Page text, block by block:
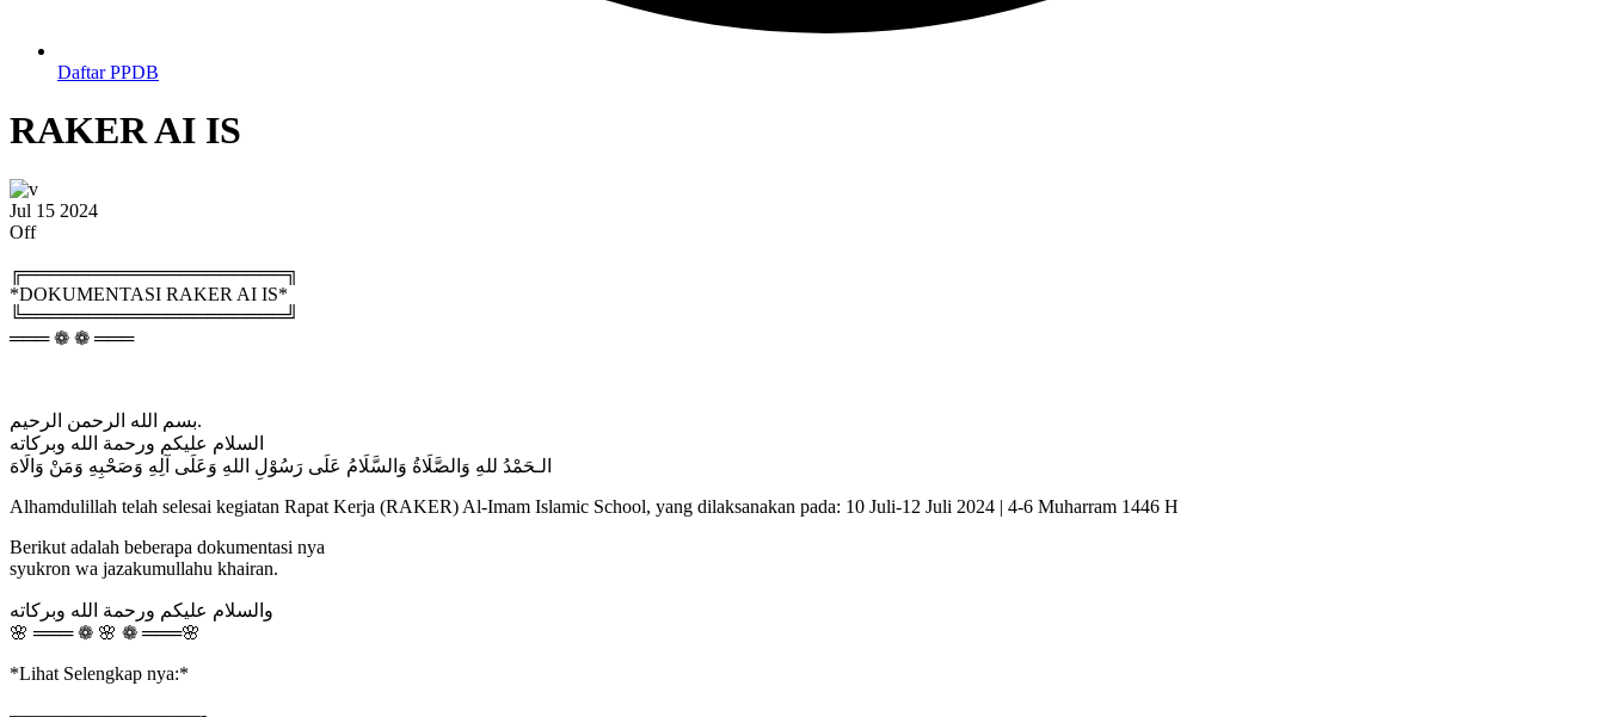
Daftar PPDB
RAKER AI IS
Jul 15 2024
Off
╔════════════════════╗
*DOKUMENTASI RAKER AI IS*
╚════════════════════╝
═══ ❁ ❁ ═══
بسم الله الرحمن الرحيم.
السلام عليكم ورحمة الله وبركاته
الـحَمْدُ للهِ وَالصَّلَاةُ وَالسَّلَامُ عَلَى رَسُوْلِ اللهِ وَعَلَى آلِهِ وَصَحْبِهِ وَمَنْ وَالَاهَ
Alhamdulillah telah selesai kegiatan Rapat Kerja (RAKER) Al-Imam Islamic School, yang dilaksanakan pada: 10 Juli-12 Juli 2024 | 4-6 Muharram 1446 H
Berikut adalah beberapa dokumentasi nya
syukron wa jazakumullahu khairan.
والسلام عليكم ورحمة الله وبركاته
🌸 ═══ ❁ 🌸 ❁ ═══🌸
*Lihat Selengkap nya:*